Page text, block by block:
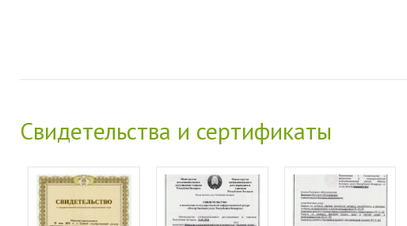
Свидетельства и сертификаты